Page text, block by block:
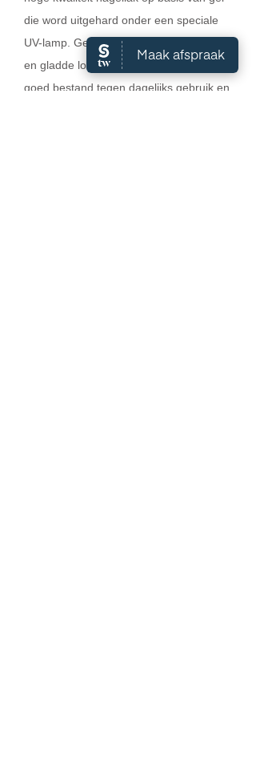
die word uitgehard onder een speciale
UV-lamp. Gellak zorgt voor een strakke
en gladde look, verstevigd de nagel, is
goed bestand tegen dagelijks gebruik en